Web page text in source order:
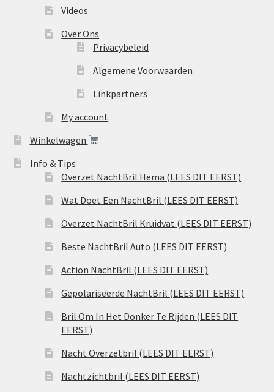
Videos
Over Ons
Privacybeleid
Algemene Voorwaarden
Linkpartners
My account
Winkelwagen
Info & Tips
Overzet NachtBril Hema (LEES DIT EERST)
Wat Doet Een NachtBril (LEES DIT EERST)
Overzet NachtBril Kruidvat (LEES DIT EERST)
Beste NachtBril Auto (LEES DIT EERST)
Action NachtBril (LEES DIT EERST)
Gepolariseerde NachtBril (LEES DIT EERST)
Bril Om In Het Donker Te Rijden (LEES DIT
EERST)
Nacht Overzetbril (LEES DIT EERST)
Nachtzichtbril (LEES DIT EERST)